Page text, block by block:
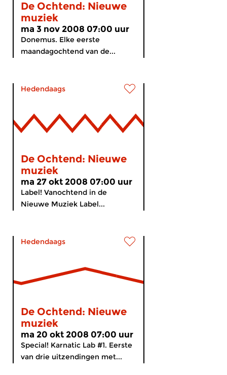
De Ochtend: Nieuwe
muziek
ma 3 nov 2008 07:00 uur
Donemus. Elke eerste
maandagochtend van de...
Hedendaags
De Ochtend: Nieuwe
muziek
ma 27 okt 2008 07:00 uur
Label! Vanochtend in de
Nieuwe Muziek Label...
Hedendaags
De Ochtend: Nieuwe
muziek
ma 20 okt 2008 07:00 uur
Special! Karnatic Lab #1. Eerste
van drie uitzendingen met...